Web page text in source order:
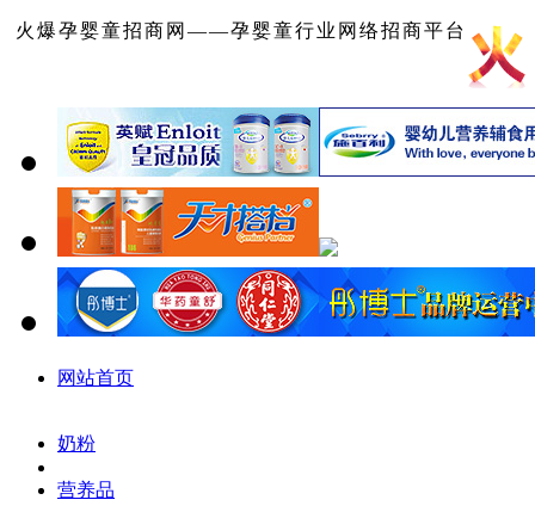
火爆孕婴童招商网——孕婴童行业网络招商平台
网站首页
奶粉
营养品